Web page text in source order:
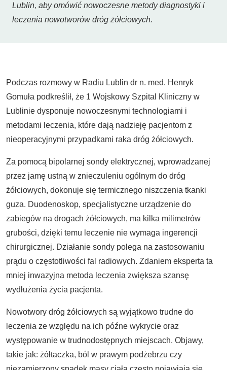
Lublin, aby omówić nowoczesne metody diagnostyki i
leczenia nowotworów dróg żółciowych.
Podczas rozmowy w Radiu Lublin dr n. med. Henryk
Gomuła podkreślił, że 1 Wojskowy Szpital Kliniczny w
Lublinie dysponuje nowoczesnymi technologiami i
metodami leczenia, które dają nadzieję pacjentom z
nieoperacyjnymi przypadkami raka dróg żółciowych.
Za pomocą bipolarnej sondy elektrycznej, wprowadzanej
przez jamę ustną w znieczuleniu ogólnym do dróg
żółciowych, dokonuje się termicznego niszczenia tkanki
guza. Duodenoskop, specjalistyczne urządzenie do
zabiegów na drogach żółciowych, ma kilka milimetrów
grubości, dzięki temu leczenie nie wymaga ingerencji
chirurgicznej. Działanie sondy polega na zastosowaniu
prądu o częstotliwości fal radiowych. Zdaniem eksperta ta
mniej inwazyjna metoda leczenia zwiększa szansę
wydłużenia życia pacjenta.
Nowotwory dróg żółciowych są wyjątkowo trudne do
leczenia ze względu na ich późne wykrycie oraz
występowanie w trudnodostępnych miejscach. Objawy,
takie jak: żółtaczka, ból w prawym podżebrzu czy